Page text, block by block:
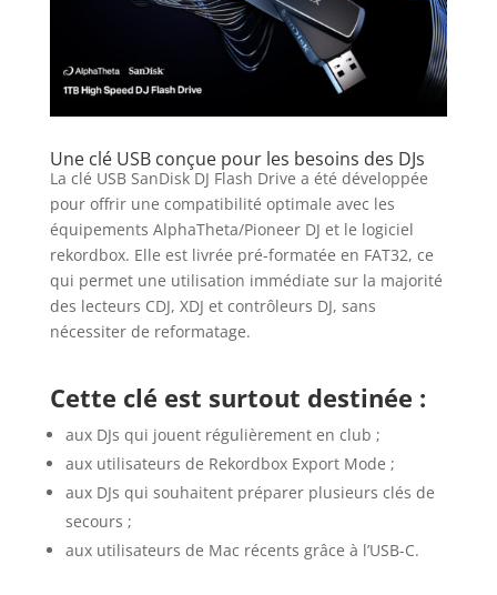
Une clé USB conçue pour les besoins des DJs
La clé USB SanDisk DJ Flash Drive a été développée
pour offrir une compatibilité optimale avec les
équipements AlphaTheta/Pioneer DJ et le logiciel
rekordbox. Elle est livrée pré-formatée en FAT32, ce
qui permet une utilisation immédiate sur la majorité
des lecteurs CDJ, XDJ et contrôleurs DJ, sans
nécessiter de reformatage.
Cette clé est surtout destinée :
aux DJs qui jouent régulièrement en club ;
aux utilisateurs de Rekordbox Export Mode ;
aux DJs qui souhaitent préparer plusieurs clés de
secours ;
aux utilisateurs de Mac récents grâce à l’USB-C.